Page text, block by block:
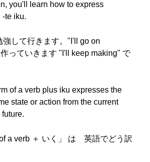
you'll learn how to express
te iku.
強して行きます。"I'll go on
ていきます "I'll keep making" で
of a verb plus iku expresses the
state or action from the current
a verb ＋ いく」 は 英語でどう訳